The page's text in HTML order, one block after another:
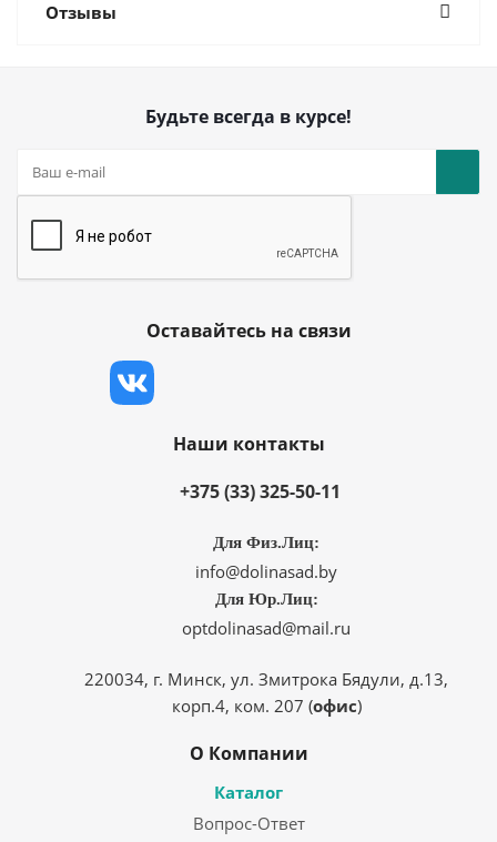
Отзывы
Будьте всегда в курсе!
Оставайтесь на связи
Наши контакты
+375 (33) 325-50-11
Для Физ.Лиц:
info@dolinasad.by
Для Юр.Лиц:
optdolinasad@mail.ru
220034, г. Минск, ул. Змитрока Бядули, д.13,
корп.4, ком. 207 (офис)
О Компании
Каталог
Вопрос-Ответ